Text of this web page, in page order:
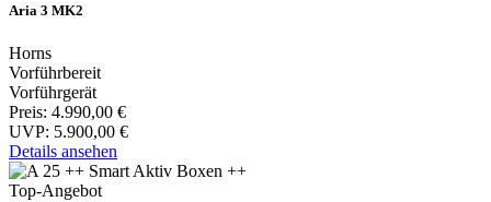
Aria 3 MK2
Horns
Vorführbereit
Vorführgerät
Preis: 4.990,00 €
UVP: 5.900,00 €
Details ansehen
Top-Angebot